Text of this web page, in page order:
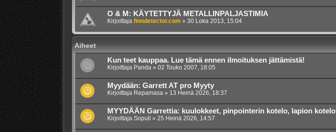
O & M: KÄYTETTYJÄ METALLINPALJASTIMIA
Kirjoittaja finndetector.com » 30 Loka 2013, 15:04
Aiheet
Kun teet kauppaa. Lue tämä ennen ilmoituksen jättämistä!
Kirjoittaja Panda» 02 Touko 2007, 18:05
Myydään: Garrett AT pro Myyty
Kirjoittaja Repamasa» 13 Heinä 2026, 18:37
MYYDÄÄN Garrettia: kuulokkeet, pinpointerin kotelo, lapion kotelo
Kirjoittaja Sopuli » 25 Heinä 2026, 14:57